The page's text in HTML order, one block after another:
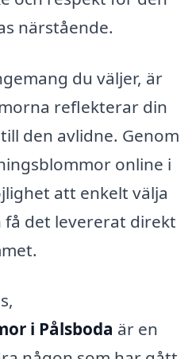
närstående.
du väljer, är
reflekterar din
den avlidne. Genom
online i
att enkelt välja
få det levererat direkt
i Pålsboda är en